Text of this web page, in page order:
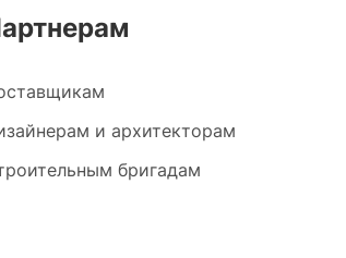
и архитекторам
бригадам